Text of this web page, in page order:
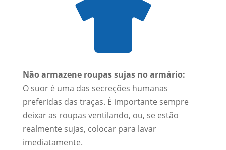

Não armazene roupas sujas no armário:
O suor é uma das secreções humanas
preferidas das traças. É importante sempre
deixar as roupas ventilando, ou, se estão
realmente sujas, colocar para lavar
imediatamente.